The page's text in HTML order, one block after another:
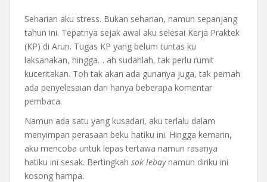
Seharian aku stress. Bukan seharian, namun sepanjang
tahun ini. Tepatnya sejak awal aku selesai Kerja Praktek
(KP) di Arun. Tugas KP yang belum tuntas ku
laksanakan, hingga… ah sudahlah, tak perlu rumit
kuceritakan. Toh tak akan ada gunanya juga, tak pernah
ada penyelesaian dari hanya beberapa komentar
pembaca.
Namun ada satu yang kusadari, aku terlalu dalam
menyimpan perasaan beku hatiku ini. Hingga kemarin,
aku mencoba untuk lepas tertawa namun rasanya
hatiku ini sesak. Bertingkah sok lebaynamun diriku ini
kosong hampa.